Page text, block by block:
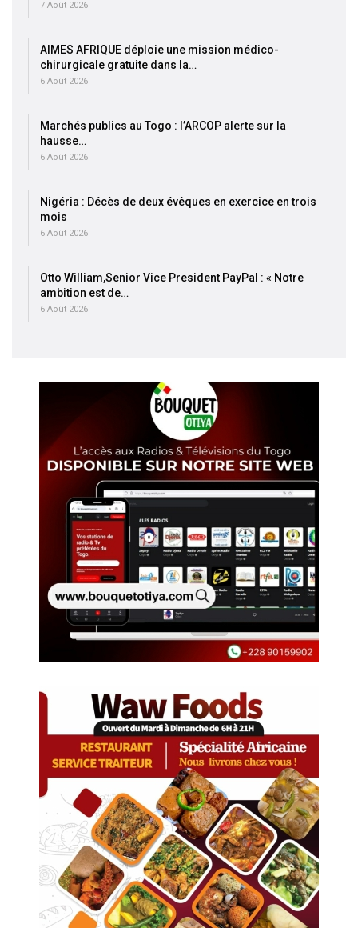
7 Août 2026
AIMES AFRIQUE déploie une mission médico-
chirurgicale gratuite dans la…
6 Août 2026
Marchés publics au Togo : l’ARCOP alerte sur la
hausse…
6 Août 2026
Nigéria : Décès de deux évêques en exercice en trois
mois
6 Août 2026
Otto William,Senior Vice President PayPal : « Notre
ambition est de…
6 Août 2026